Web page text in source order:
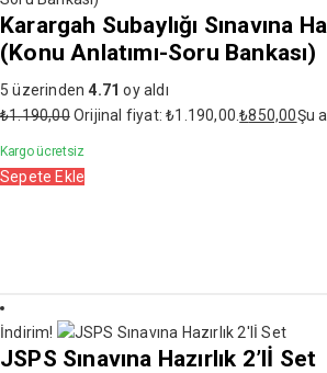
Karargah Subaylığı Sınavına
(Konu Anlatımı-Soru Bankası)
5 üzerinden4.71 oy aldı
₺1.190,00 Orijinal fiyat: ₺1.190,00.₺850,00Şu
Kargo ücretsiz
Sepete Ekle
İndirim!
JSPS Sınavına Hazırlık 2’lİ Set